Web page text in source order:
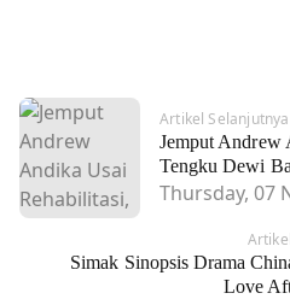
Artikel Selanjutnya
Jemput Andrew
Tengku Dewi
Thursday, 07
Simak Sinopsis Drama
Love